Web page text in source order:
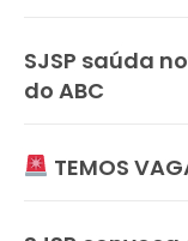
SJSP saúda
do ABC
TEMOS